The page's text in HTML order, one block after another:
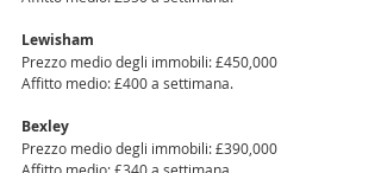
Lewisham
Prezzo medio degli immobili: £450,000
Affitto medio: £400 a settimana.
Bexley
Prezzo medio degli immobili: £390,000